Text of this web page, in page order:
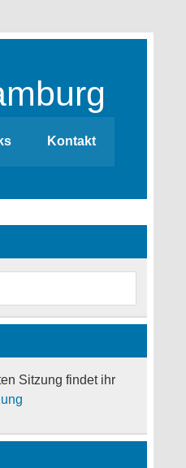
Kontakt
Sitzung findet ihr